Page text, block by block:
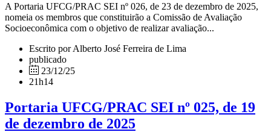
A Portaria UFCG/PRAC SEI nº 026, de 23 de dezembro de 2025,
nomeia os membros que constituirão a Comissão de Avaliação
Socioeconômica com o objetivo de realizar avaliação...
Escrito por Alberto José Ferreira de Lima
publicado
23/12/25
21h14
Portaria UFCG/PRAC SEI nº 025, de 19
de dezembro de 2025